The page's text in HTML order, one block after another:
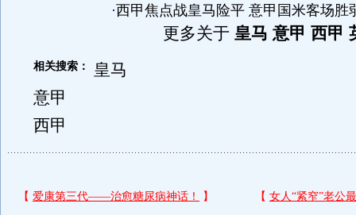
·西甲焦点战皇马险平 意甲国米客场胜
更多关于 皇马 意甲 西甲
相关搜索：
皇马
意甲
西甲